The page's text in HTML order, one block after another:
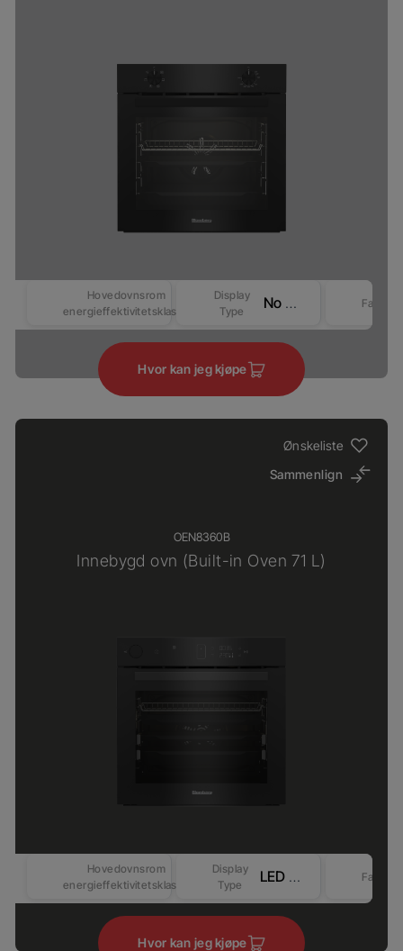
Hovedovnsrom
energieffektivitetsklasse
Display
Type
No Display Farge
Hvor kan jeg kjøpe
Ønskeliste
Sammenlign
OEN8360B
Innebygd ovn (Built-in Oven 71 L)
Hovedovnsrom
energieffektivitetsklasse
Display
Type
LED Display - Touch&Knob control (Beyond-Better) – Competitive-2 Farge
Hvor kan jeg kjøpe